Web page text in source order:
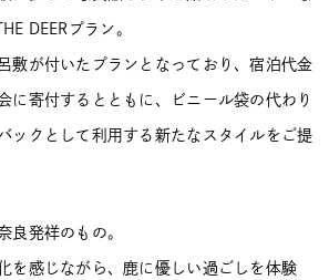
DEERプラン。
敷が付いたプランとなっており、宿泊代金
に寄付するとともに、ビニール袋の代わり
ックとして利用する新たなスタイルをご提
良発祥のもの。
を感じながら、鹿に優しい過ごしを体験